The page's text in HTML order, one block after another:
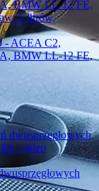
- ACEA C2,
BMW LL-12 FE,